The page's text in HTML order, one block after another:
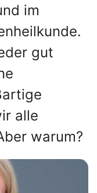
im
gut
alle
warum?